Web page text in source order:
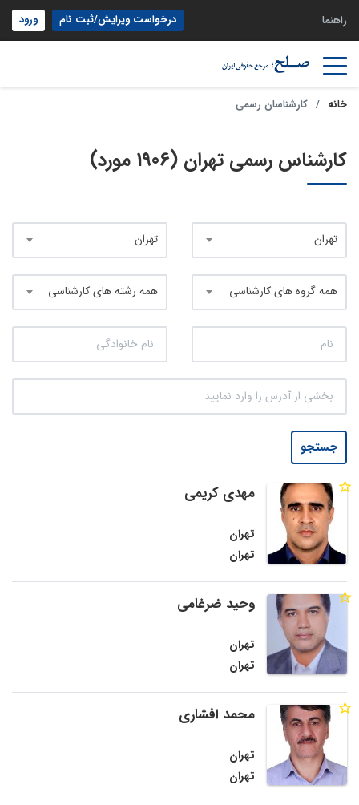
راهنما درخواست ویرایش/ثبت نام ورود
خانه کارشناسان رسمی
کارشناس رسمی تهران (1906 مورد)
تهران تهران
همه گروه های کارشناسی همه رشته های کارشناسی
جستجو
مهدی کریمی
تهران
تهران
وحید ضرغامی
تهران
تهران
محمد افشاری
تهران
تهران